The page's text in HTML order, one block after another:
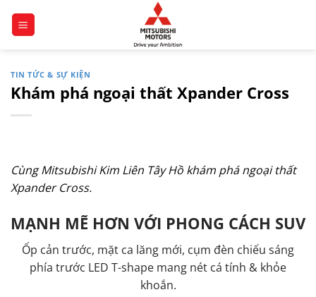
đến
TIN TỨC & SỰ KIỆN
Khám phá ngoại thất Xpander Cross
Cùng Mitsubishi Kim Liên Tây Hồ khám phá ngoại thất
Xpander Cross.
MẠNH MẼ HƠN VỚI PHONG CÁCH SUV
Ốp cản trước, mặt ca lăng mới, cụm đèn chiếu sáng
phía trước LED T-shape mang nét cá tính & khỏe
khoắn.